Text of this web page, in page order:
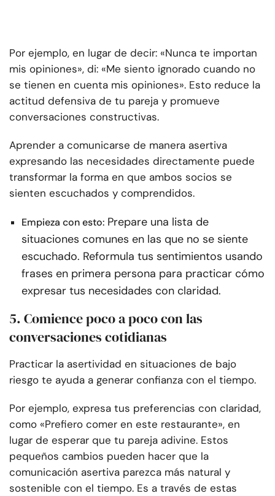
Por ejemplo, en lugar de decir: «Nunca te importan
mis opiniones», di: «Me siento ignorado cuando no
se tienen en cuenta mis opiniones». Esto reduce la
actitud defensiva de tu pareja y promueve
conversaciones constructivas.
Aprender a comunicarse de manera asertiva
expresando las necesidades directamente puede
transformar la forma en que ambos socios se
sienten escuchados y comprendidos.
Empieza con esto: Prepare una lista de
situaciones comunes en las que no se siente
escuchado. Reformula tus sentimientos usando
frases en primera persona para practicar cómo
expresar tus necesidades con claridad.
5. Comience poco a poco con las
conversaciones cotidianas
Practicar la asertividad en situaciones de bajo
riesgo te ayuda a generar confianza con el tiempo.
Por ejemplo, expresa tus preferencias con claridad,
como «Prefiero comer en este restaurante», en
lugar de esperar que tu pareja adivine. Estos
pequeños cambios pueden hacer que la
comunicación asertiva parezca más natural y
sostenible con el tiempo. Es a través de estas